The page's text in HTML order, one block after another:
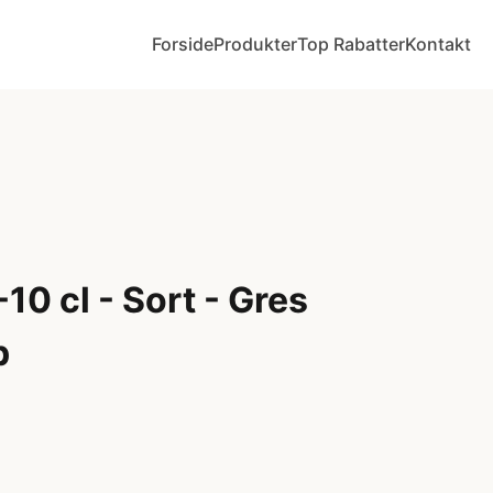
ForsideProdukterTop RabatterKontakt
cl - Sort - Gres